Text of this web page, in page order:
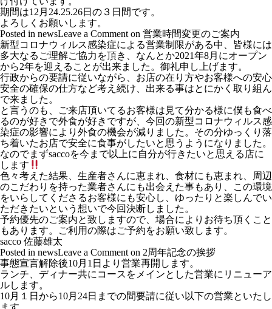
期間は12月24.25.26日の３日間です。
よろしくお願いします。
Posted in newsLeave a Comment on 営業時間変更のご案内
新型コロナウィルス感染症による営業制限がある中、皆様には
多大なるご理解ご協力を頂き、なんとか2021年8月にオープン
から2年を迎えることが出来ました。御礼申し上げます。
行政からの要請に従いながら、お店の在り方やお客様への安心
安全の確保の仕方など考え続け、出来る事はとにかく取り組ん
で来ました。
と言うのも、ご来店頂いてるお客様は見て分かる様に僕も食べ
るのが好きで外食が好きですが、今回の新型コロナウィルス感
染症の影響により外食の機会が減りました。その分ゆっくり落
ち着いたお店で安全に食事がしたいと思うようになりました。
なのでまずsaccoを今まで以上に自分が行きたいと思える店に
します
色々考えた結果、生産者さんに恵まれ、食材にも恵まれ、周辺
のこだわりを持った業者さんにも出会えた事もあり、この環境
をいらしてくださるお客様にも安心し、ゆったりと楽しんでい
ただきたいという想いで今回決断しました。
予約優先のご案内と致しますので、場合によりお待ち頂くこと
もあります。ご利用の際はご予約をお願い致します。
sacco 佐藤雄太
Posted in newsLeave a Commenton 2周年記念の挨拶
事態宣言解除後10月1日より営業再開します。
ランチ、ディナー共にコースをメインとした営業にリニューア
ルします。
10月１日から10月24日までの間要請に従い以下の営業といたし